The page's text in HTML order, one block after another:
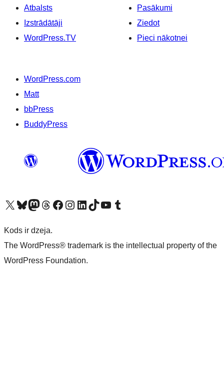
Atbalsts
Izstrādātāji
WordPress.TV
Pasākumi
Ziedot
Pieci nākotnei
WordPress.com
Matt
bbPress
BuddyPress
Apmeklējiet mūsu X (agrāk Twitter) kontu
Apmeklējiet mūsu Bluesky kontu
Apmeklējiet mūsu Mastodon kontu
Apmeklējiet mūsu Threads kontu
Apmeklējiet mūsu Facebook lapuApmeklējiet mūsu Instagram kontu
Apmeklējiet mūsu LinkedIn kontu
Apmeklējiet mūsu TikTok kontu
Apmeklējiet mūsu YouTube kanālu
Apmeklējiet mūsu Tumblr kontu
Kods ir dzeja.
The WordPress® trademark is the intellectual property of the
WordPress Foundation.